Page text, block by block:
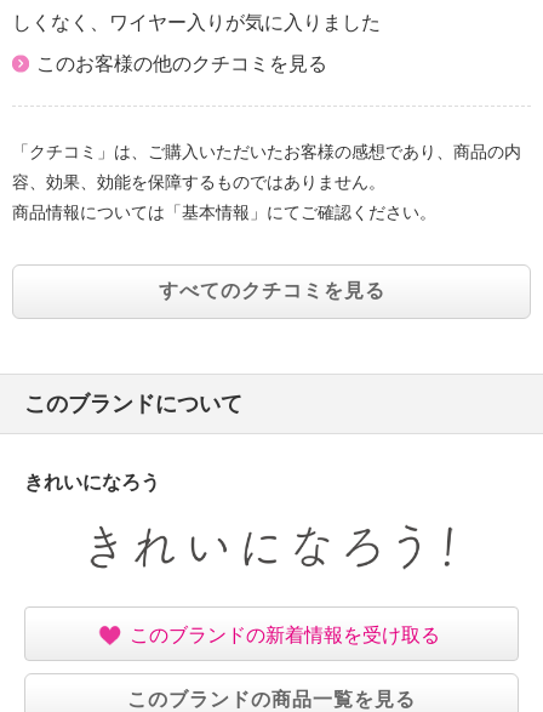
しくなく、ワイヤー入りが気に入りました
このお客様の他のクチコミを見る
「クチコミ」は、ご購入いただいたお客様の感想であり、商品の内
容、効果、効能を保障するものではありません。
商品情報については「基本情報」にてご確認ください。
すべてのクチコミを見る
このブランドについて
きれいになろう
このブランドの新着情報を受け取る
このブランドの商品一覧を見る